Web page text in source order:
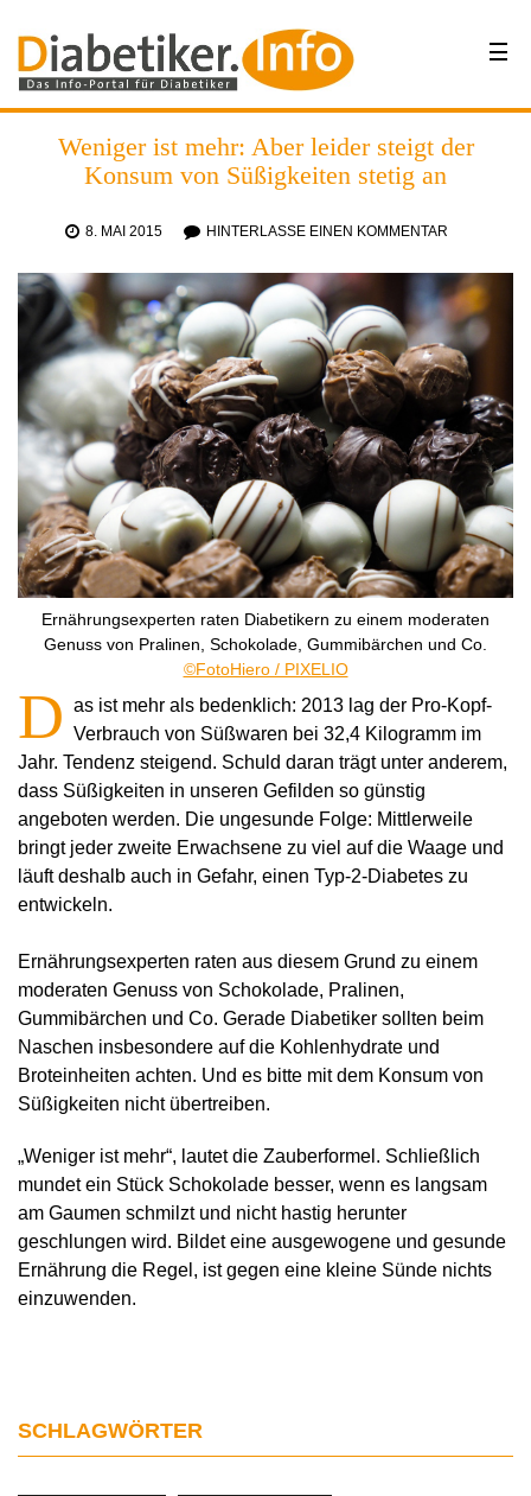
Weniger ist mehr: Aber leider steigt der
Konsum von Süßigkeiten stetig an
8. MAI 2015 HINTERLASSE EINEN KOMMENTAR
Ernährungsexperten raten Diabetikern zu einem moderaten
Genuss von Pralinen, Schokolade, Gummibärchen und Co.
©FotoHiero / PIXELIO
D as ist mehr als bedenklich: 2013 lag der Pro-Kopf-
Verbrauch von Süßwaren bei 32,4 Kilogramm im
Jahr. Tendenz steigend. Schuld daran trägt unter anderem,
dass Süßigkeiten in unseren Gefilden so günstig
angeboten werden. Die ungesunde Folge: Mittlerweile
bringt jeder zweite Erwachsene zu viel auf die Waage und
läuft deshalb auch in Gefahr, einen Typ-2-Diabetes zu
entwickeln.
Ernährungsexperten raten aus diesem Grund zu einem
moderaten Genuss von Schokolade, Pralinen,
Gummibärchen und Co. Gerade Diabetiker sollten beim
Naschen insbesondere auf die Kohlenhydrate und
Broteinheiten achten. Und es bitte mit dem Konsum von
Süßigkeiten nicht übertreiben.
„Weniger ist mehr“, lautet die Zauberformel. Schließlich
mundet ein Stück Schokolade besser, wenn es langsam
am Gaumen schmilzt und nicht hastig herunter
geschlungen wird. Bildet eine ausgewogene und gesunde
Ernährung die Regel, ist gegen eine kleine Sünde nichts
einzuwenden.
SCHLAGWÖRTER